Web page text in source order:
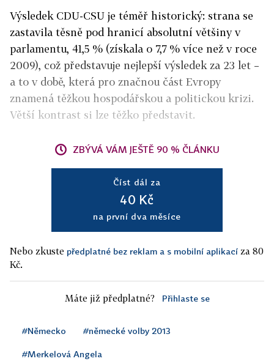
Výsledek CDU-CSU je téměř historický: strana se
zastavila těsně pod hranicí absolutní většiny v
parlamentu, 41,5 % (získala o 7,7 % více než v roce
2009), což představuje nejlepší výsledek za 23 let –
a to v době, která pro značnou část Evropy
znamená těžkou hospodářskou a politickou krizi.
Větší kontrast si lze těžko představit.
ZBÝVÁ VÁM JEŠTĚ 90 % ČLÁNKU
Číst dál za
40 Kč
na první dva měsíce
Nebo zkuste předplatné bez reklam a s mobilní aplikací za 80
Kč.
Máte již předplatné? Přihlaste se
#Německo #německé volby 2013
#Merkelová Angela